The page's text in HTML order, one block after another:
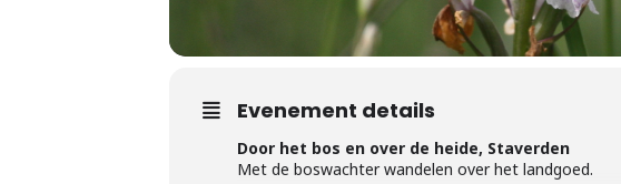
Evenement details
Door het bos en over de heide, Staverden
Met de boswachter wandelen over het landgoed.